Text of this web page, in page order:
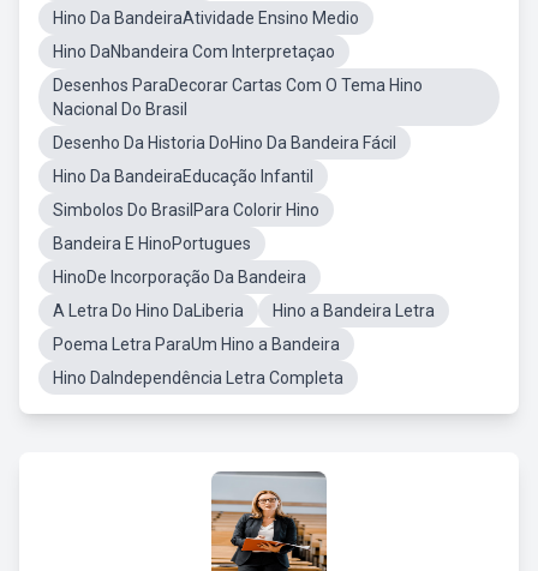
Hino Da BandeiraAtividade Ensino Medio
Hino DaNbandeira Com Interpretaçao
Desenhos ParaDecorar Cartas Com O Tema Hino
Nacional Do Brasil
Desenho Da Historia DoHino Da Bandeira Fácil
Hino Da BandeiraEducação Infantil
Simbolos Do BrasilPara Colorir Hino
Bandeira E HinoPortugues
HinoDe Incorporação Da Bandeira
A Letra Do Hino DaLiberia
Hino a Bandeira Letra
Poema Letra ParaUm Hino a Bandeira
Hino DaIndependência Letra Completa